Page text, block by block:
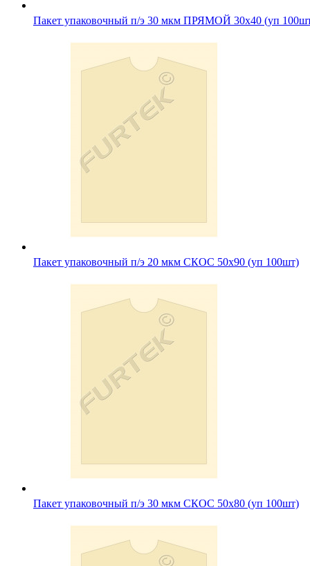
Пакет упаковочный п/э 30 мкм ПРЯМОЙ 30х40 (уп
Пакет упаковочный п/э 20 мкм СКОС 50х90 (уп 100шт)
Пакет упаковочный п/э 30 мкм СКОС 50х80 (уп 100шт)